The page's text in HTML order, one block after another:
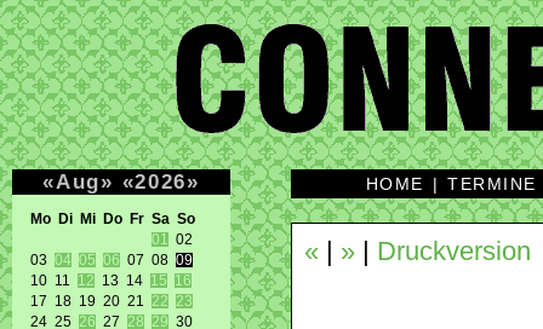
«Aug» «2026»
Mo Di Mi Do Fr Sa So
01
02
03 04 05 06 07 08 09
10 11 12 13 14 15
16
17 18 19 20 21 22
23
24 25 26 27 28 29 30
HOME |TERMINE
« » Druckversion